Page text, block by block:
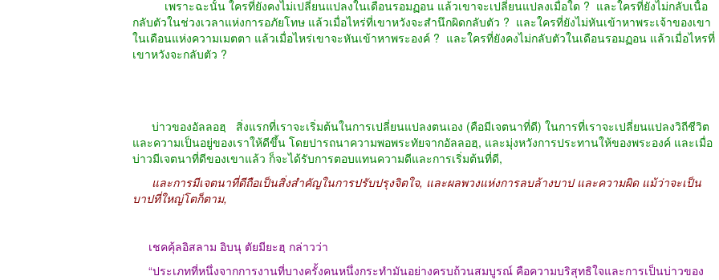
เพราะฉะนั้น ใครที่ยังคงไม่เปลี่ยนแปลงในเดือนรอมฏอน แล้วเขาจะเปลี่ยนแปลงเมื่อใด ? และใครที่ยังไม่กลับเนื้อ
กลับตัวในช่วงเวลาแห่งการอภัยโทษ แล้วเมื่อไหร่ที่เขาหวังจะสำนึกผิดกลับตัว ? และใครที่ยังไม่หันเข้าหาพระเจ้าของเขา
ในเดือนแห่งความเมตตา แล้วเมื่อไหร่เขาจะหันเข้าหาพระองค์ ? และใครที่ยังคงไม่กลับตัวในเดือนรอมฏอน แล้วเมื่อไหรที่
เขาหวังจะกลับตัว ?
บ่าวของอัลลอฮฺ สิ่งแรกที่เราจะเริ่มต้นในการเปลี่ยนแปลงตนเอง (คือมีเจตนาที่ดี) ในการที่เราจะเปลี่ยนแปลงวิถีชีวิต
และความเป็นอยู่ของเราให้ดีขึ้น โดยปารถนาความพอพระทัยจากอัลลอฮฺ, และมุ่งหวังการประทานให้ของพระองค์ และเมื่อ
บ่าวมีเจตนาที่ดีของเขาแล้ว ก็จะได้รับการตอบแทนความดีและการเริ่มต้นที่ดี,
และการมีเจตนาที่ดีถือเป็นสิ่งสำคัญในการปรับปรุงจิตใจ, และผลพวงแห่งการลบล้างบาป และความผิด แม้ว่าจะเป็น
บาปที่ใหญ่โตก็ตาม,
เชคคุ้ลอิสลาม อิบนุ ตัยมียะฮฺ กล่าวว่า
“ประเภทที่หนึ่งจากการงานที่บางครั้งคนหนึ่งกระทำมันอย่างครบถ้วนสมบูรณ์ คือความบริสุทธิใจและการเป็นบ่าวของ